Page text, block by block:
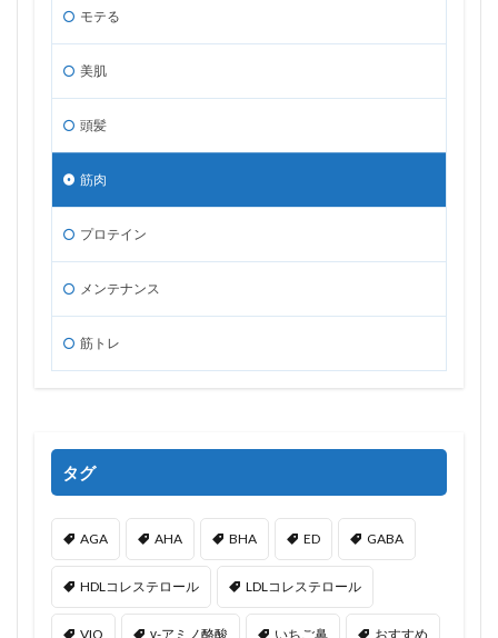
モテる
美肌
頭髪
筋肉
プロテイン
メンテナンス
筋トレ
タグ
AGA AHA BHA ED GABA
HDLコレステロール LDLコレステロール
VIO γ-アミノ酪酸 いちご鼻 おすすめ